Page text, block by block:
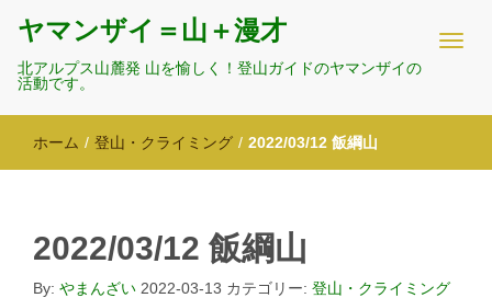
ヤマンザイ＝山＋漫才
北アルプス山麓発 山を愉しく！登山ガイドのヤマンザイの
活動です。
ホーム / 登山・クライミング / 2022/03/12 飯綱山
2022/03/12 飯綱山
By: やまんざい 2022-03-13 カテゴリー: 登山・クライミング